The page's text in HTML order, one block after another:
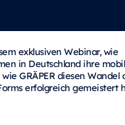
exklusiven Webinar, wie
in Deutschland ihre
GRÄPER diesen Wandel
erfolgreich gemeistert